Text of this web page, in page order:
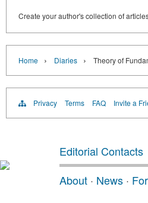
Create your author's collection of
Home › Diaries › Theory of
Privacy Terms FAQ Invite a
Editorial Contacts
About · News ·